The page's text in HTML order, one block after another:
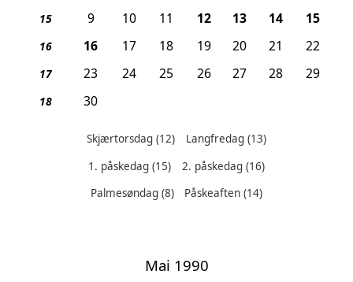
15 9 10 11 12, Skjærtorsdag
13, Langfredag
14, 15, 1.
16 16, 2. påskedag
17 18 19 20 21 22
17 23 24 25 26 27 28 29
18 30
Helligdager denne måneden:
Skjærtorsdag(12) Langfredag (13)
1. påskedag(15) 2. påskedag (16)
Palmesøndag (8) Påskeaften(14)
Mai 1990